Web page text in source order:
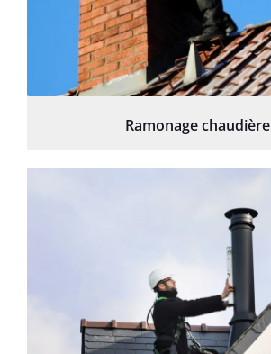
Ramonage chaudière